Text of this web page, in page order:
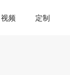
视频 定制